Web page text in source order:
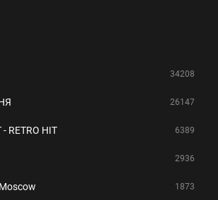
34208
26147
RETRO HIT 6389
2936
1873